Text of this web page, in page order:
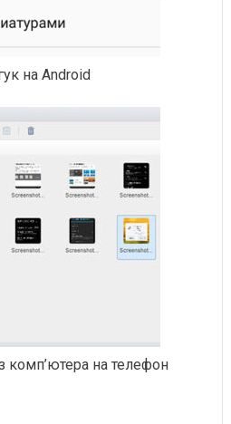
на Android
комп’ютера на телефон